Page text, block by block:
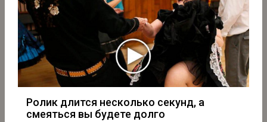
Ролик длится несколько секунд, а
смеяться вы будете долго